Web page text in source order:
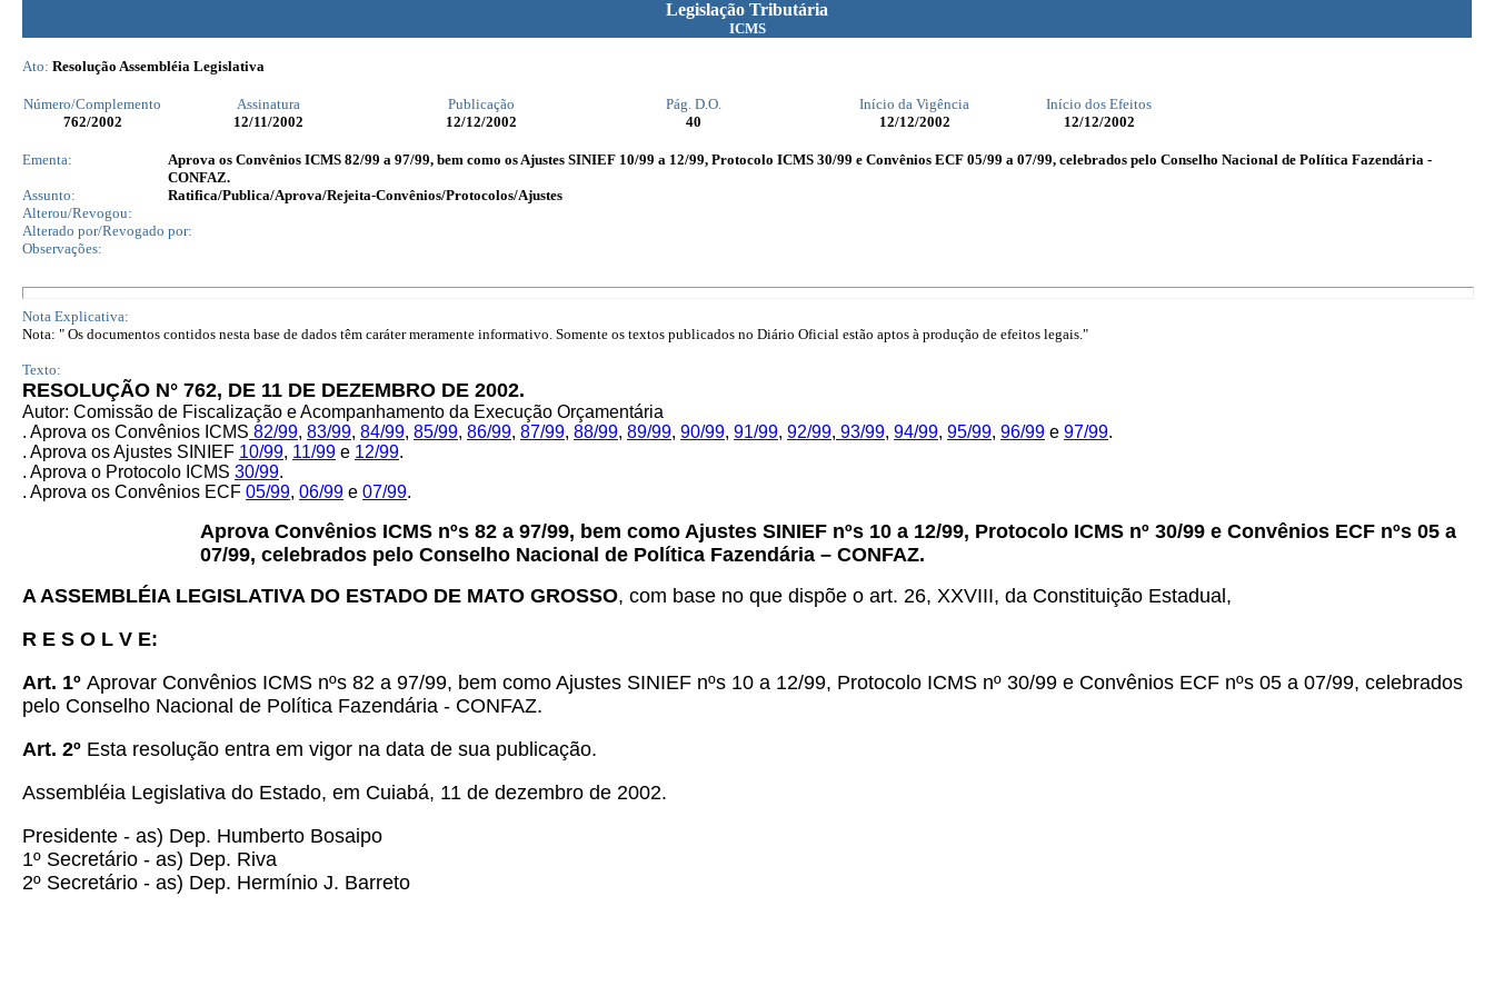
Legislação Tributária
ICMS
Ato: Resolução Assembléia Legislativa
Número/Complemento Assinatura Publicação Pág. D.O. Início da Vigência
Início dos Efeitos
762/2002 12/11/2002 12/12/2002 40 12/12/2002 12/12/2002
Ementa:
Aprova os Convênios ICMS 82/99 a 97/99, bem como os Ajustes SINIEF 10/99 a 12/99, Protocolo ICMS 30/99 e Convênios ECF 05/99 a 07/99, celebrados pelo Conselho Nacional de Política Fazendária -
CONFAZ.
Assunto:
Ratifica/Publica/Aprova/Rejeita-Convênios/Protocolos/Ajustes
Alterou/Revogou:
Alterado por/Revogado por:
Observações:
Nota Explicativa:
Nota: " Os documentos contidos nesta base de dados têm caráter meramente informativo. Somente os textos publicados no Diário Oficial estão aptos à produção de efeitos legais."
Texto:
RESOLUÇÃO N° 762, DE 11 DE DEZEMBRO DE 2002.
Autor: Comissão de Fiscalização e Acompanhamento da Execução Orçamentária
. Aprova os Convênios ICMS 82/99, 83/99, 84/99, 85/99, 86/99, 87/99, 88/99, 89/99, 90/99, 91/99, 92/99, 93/99, 94/99, 95/99, 96/99 e 97/99.
. Aprova os Ajustes SINIEF 10/99, 11/99 e 12/99.
. Aprova o Protocolo ICMS 30/99.
. Aprova os Convênios ECF 05/99, 06/99 e 07/99.
Aprova Convênios ICMS nºs 82 a 97/99, bem como Ajustes SINIEF nºs 10 a 12/99, Protocolo ICMS nº 30/99 e Convênios ECF nºs 05 a
07/99, celebrados pelo Conselho Nacional de Política Fazendária – CONFAZ.
A ASSEMBLÉIA LEGISLATIVA DO ESTADO DE MATO GROSSO, com base no que dispõe o art. 26, XXVIII, da Constituição Estadual,
R E S O L V E:
Art. 1º Aprovar Convênios ICMS nºs 82 a 97/99, bem como Ajustes SINIEF nºs 10 a 12/99, Protocolo ICMS nº 30/99 e Convênios ECF nºs 05 a 07/99, celebrados
pelo Conselho Nacional de Política Fazendária - CONFAZ.
Art. 2º Esta resolução entra em vigor na data de sua publicação.
Assembléia Legislativa do Estado, em Cuiabá, 11 de dezembro de 2002.
Presidente - as) Dep. Humberto Bosaipo
1º Secretário - as) Dep. Riva
2º Secretário - as) Dep. Hermínio J. Barreto